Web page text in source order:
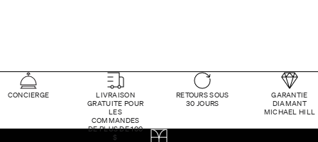
CONCIERGE
LIVRAISON
GRATUITE POUR
LES
COMMANDES
DE PLUS DE 100
$
RETOURS SOUS
30 JOURS
GARANTIE
DIAMANT
MICHAEL HILL